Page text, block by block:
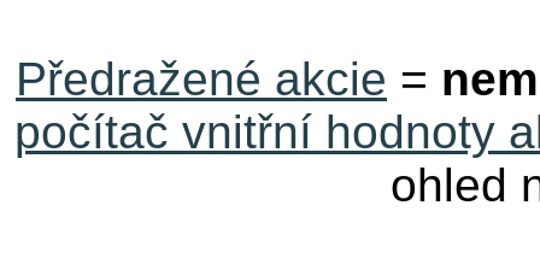
Předražené akcie =
počítač vnitřní hodnoty
ohled